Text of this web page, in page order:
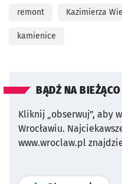
remont Kazimierza
kamienice
BĄDŹ NA
Kliknij „obserwuj”, aby
Wrocławiu.
www.wroclaw.pl